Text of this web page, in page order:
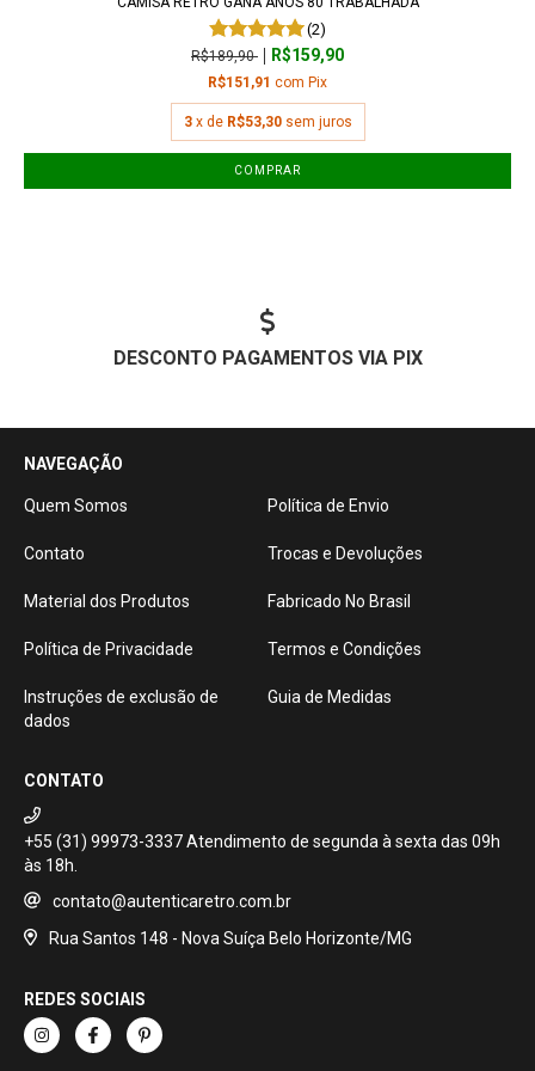
(2)
R$189,90 R$159,90
R$151,91 com Pix
3 x de R$53,30 sem juros
COMPRAR
DESCONTO PAGAMENTOS VIA PIX
NAVEGAÇÃO
Quem Somos Política de Envio
Contato Trocas e Devoluções
Material dos Produtos Fabricado No Brasil
Política de Privacidade Termos e Condições
Instruções de exclusão de
dados
Guia de Medidas
CONTATO
+55 (31) 99973-3337
contato@autenticaretro.com.br
Rua Santos 148 - Nova Suíça Belo Horizonte/MG
REDES SOCIAIS